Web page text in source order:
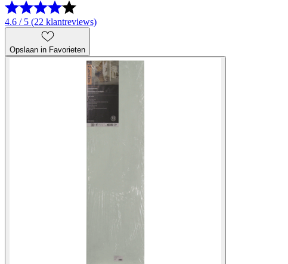
4.6 / 5 (22 klantreviews)
Opslaan in Favorieten